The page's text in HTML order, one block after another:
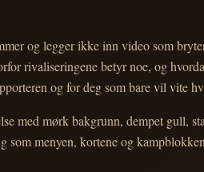
og legger ikke inn video som
rivaliseringene betyr noe, og
og for deg som bare vil vite
med mørk bakgrunn, dempet gull,
som menyen, kortene og